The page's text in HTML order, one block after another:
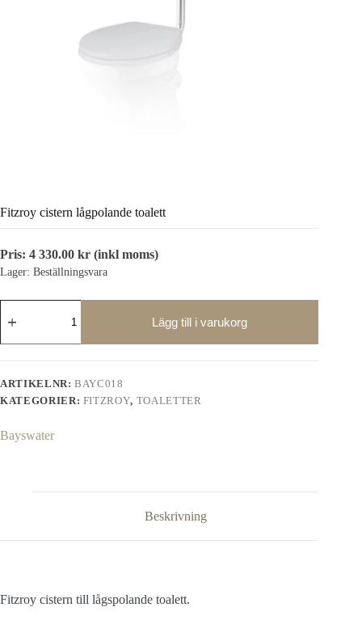
Fitzroy cistern lågpolande toalett
Pris: 4 330.00 kr (inkl moms)
Lager: Beställningsvara
cistern
toalett
Lägg till i varukorg
ARTIKELNR:BAYC018
KATEGORIER: FITZROY, TOALETTER
Bayswater
Beskrivning
Fitzroy cistern till lågspolande toalett.